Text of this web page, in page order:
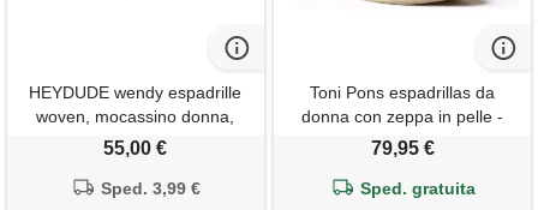
HEYDUDE wendy espadrille
woven, mocassino donna,
bianco, 36 eu
55,00 €
Sped. 3,99 €
Toni Pons espadrillas da
donna con zeppa in pelle -
bernia-p - acciaio, 37 eu
79,95 €
Sped. gratuita